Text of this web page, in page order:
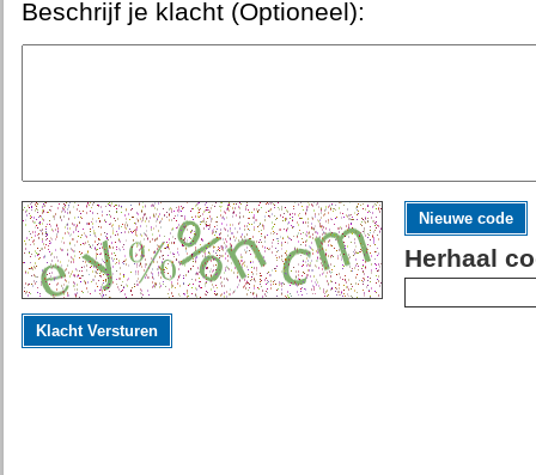
Beschrijf je klacht (Optioneel):
Nieuwe code
Herhaal
Klacht Versturen